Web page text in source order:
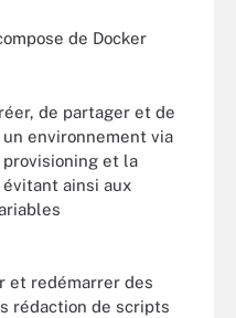
de Docker
de partager et de
environnement via
provisioning et la
ainsi aux
et redémarrer des
rédaction de scripts